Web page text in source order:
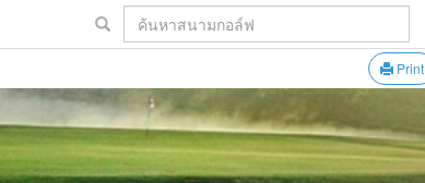
Print